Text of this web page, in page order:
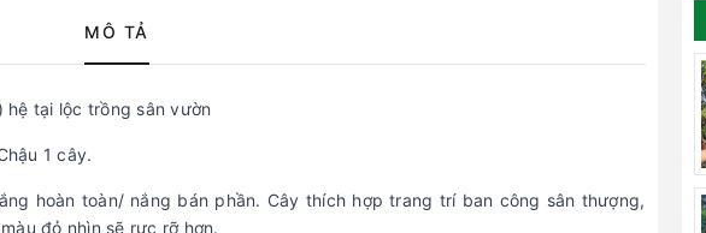
MÔ TẢ
hệ tại lộc trồng sân vườn
1 cây.
hoàn toàn/ nắng bán phần. Cây thích hợp trang trí ban công sân thượng,
đỏ nhìn sẽ rực rỡ hơn.